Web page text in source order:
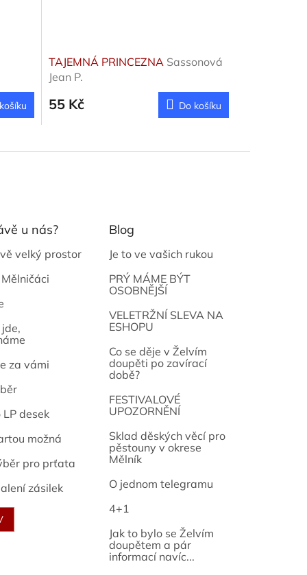
TAJEMNÁ PRINCEZNA Sassonová
Jean P.
55 Kč Do košíku
u nás?
velký prostor
za vámi
desek
možná
pro prťata
zásilek
Blog
Je to ve vašich rukou
PRÝ MÁME BÝT
OSOBNĚJŠÍ
VELETRŽNÍ SLEVA NA
ESHOPU
Co se děje v Želvím
doupěti po zavírací
době?
FESTIVALOVÉ
UPOZORNĚNÍ
Sklad děských věcí pro
pěstouny v okrese
Mělník
O jednom telegramu
4+1
Jak to bylo se Želvím
doupětem a pár
informací navíc...